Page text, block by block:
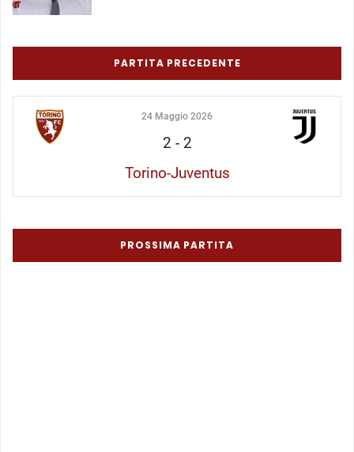
PARTITA PRECEDENTE
24 Maggio 2026
2 - 2
Torino-Juventus
PROSSIMA PARTITA